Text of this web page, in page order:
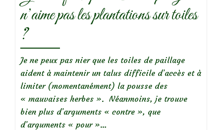
n’aime pas les plantations sur toiles
?
Je ne peux pas nier que les toiles de paillage
aident à maintenir un talus difficile d’accès et à
limiter (momentanément) la pousse des
« mauvaises herbes ». Néanmoins, je trouve
bien plus d’arguments « contre », que
d’arguments « pour »…